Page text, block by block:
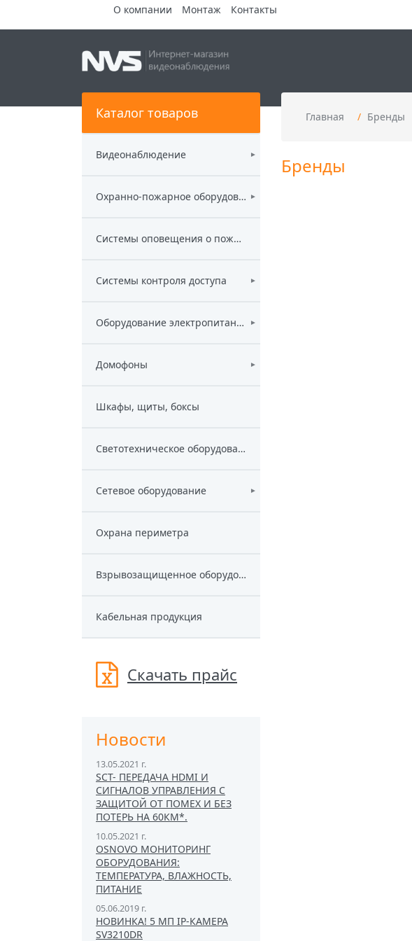
О компании Монтаж Контакты
Каталог товаров
Видеонаблюдение ►
Охранно-пожарное оборудование ►
Системы оповещения о пожаре
Системы контроля доступа ►
Оборудование электропитания ►
Домофоны ►
Шкафы, щиты, боксы
Светотехническое оборудование
Сетевое оборудование ►
Охрана периметра
Взрывозащищенное оборудование
Кабельная продукция
Скачать прайс
Новости
13.05.2021 г.
SCT- ПЕРЕДАЧА HDMI И
СИГНАЛОВ УПРАВЛЕНИЯ С
ЗАЩИТОЙ ОТ ПОМЕХ И БЕЗ
ПОТЕРЬ НА 60КМ*.
10.05.2021 г.
OSNOVO МОНИТОРИНГ
ОБОРУДОВАНИЯ:
ТЕМПЕРАТУРА, ВЛАЖНОСТЬ,
ПИТАНИЕ
05.06.2019 г.
НОВИНКА! 5 МП IP-КАМЕРА
SV3210DR
Главная Бренды
Бренды